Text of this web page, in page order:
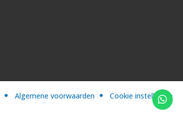
Algemene voorwaarden Cookie instellingen